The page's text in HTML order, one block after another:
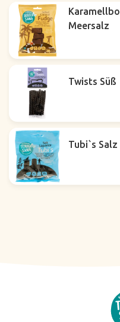
Meersalz
Twists Süß
Tubi`s Salz